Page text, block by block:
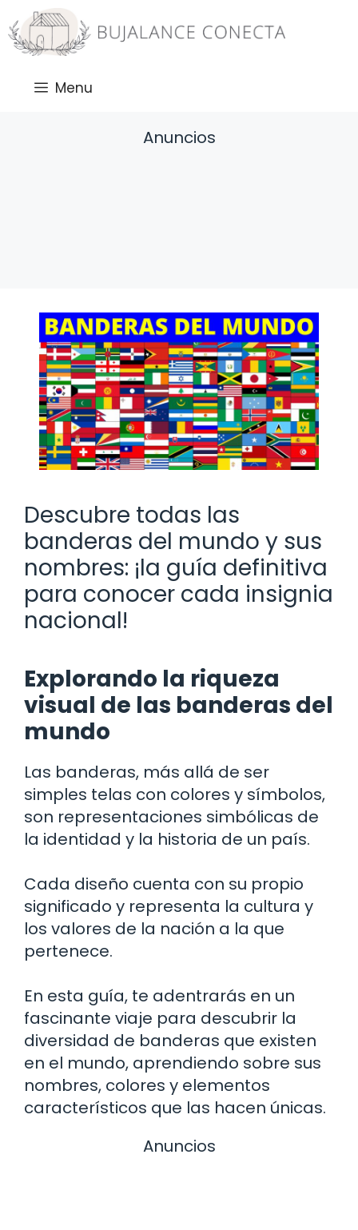
Saltar
al
contenido
Menu
Anuncios
Descubre todas las
banderas del mundo y sus
nombres: ¡la guía definitiva
para conocer cada insignia
nacional!
Explorando la riqueza
visual de las banderas del
mundo
Las banderas, más allá de ser
simples telas con colores y símbolos,
son representaciones simbólicas de
la identidad y la historia de un país.
Cada diseño cuenta con su propio
significado y representa la cultura y
los valores de la nación a la que
pertenece.
En esta guía, te adentrarás en un
fascinante viaje para descubrir la
diversidad de banderas que existen
en el mundo, aprendiendo sobre sus
nombres, colores y elementos
característicos que las hacen únicas.
Anuncios